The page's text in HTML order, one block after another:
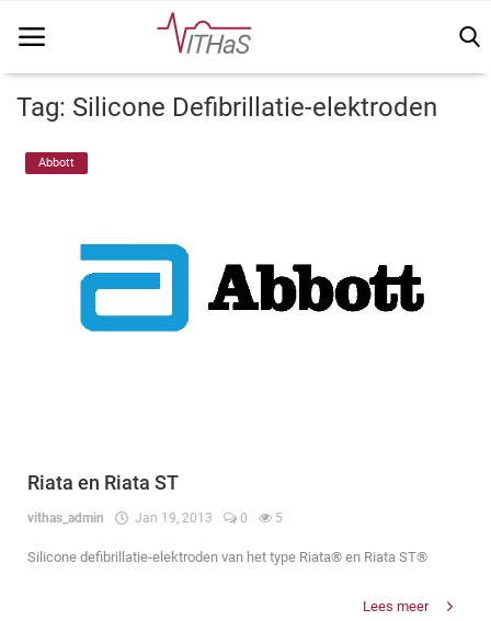
Home
Registreer
Tag: Silicone Defibrillatie-elektroden
Abbott
Riata en Riata ST
vithas_admin Jan 19, 2013 0 5
Silicone defibrillatie-elektroden van het type Riata® en Riata ST®
Lees meer